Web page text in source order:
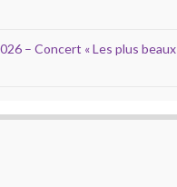
– Concert « Les plus beaux